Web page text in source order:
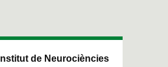
Institut de Neurociències